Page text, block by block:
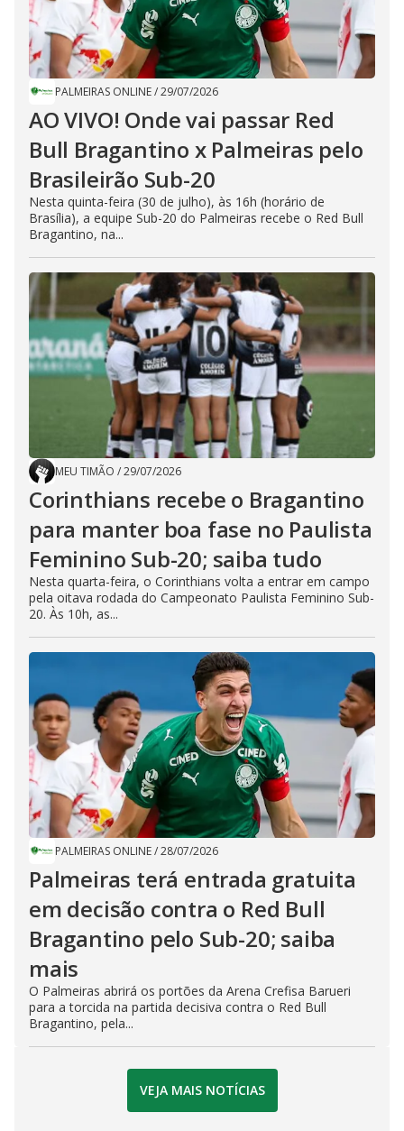
PALMEIRAS ONLINE/29/07/2026
AO VIVO! Onde vai passar Red
Bull Bragantino x Palmeiras pelo
Brasileirão Sub-20
Nesta quinta-feira (30 de julho), às 16h (horário de
Brasília), a equipe Sub-20 do Palmeiras recebe o Red Bull
Bragantino, na...
MEU TIMÃO /29/07/2026
Corinthians recebe o Bragantino
para manter boa fase no Paulista
Feminino Sub-20; saiba tudo
Nesta quarta-feira, o Corinthians volta a entrar em campo
pela oitava rodada do Campeonato Paulista Feminino Sub-
20. Às 10h, as...
PALMEIRAS ONLINE/28/07/2026
Palmeiras terá entrada gratuita
em decisão contra o Red Bull
Bragantino pelo Sub-20; saiba
mais
O Palmeiras abrirá os portões da Arena Crefisa Barueri
para a torcida na partida decisiva contra o Red Bull
Bragantino, pela...
VEJA MAIS NOTÍCIAS